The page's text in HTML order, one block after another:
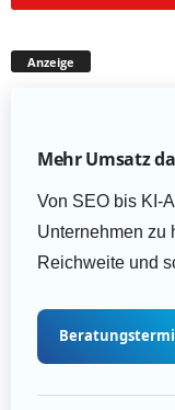
Anzeige
Mehr Umsatz
Von SEO bis KI-
Unternehmen zu
Reichweite und